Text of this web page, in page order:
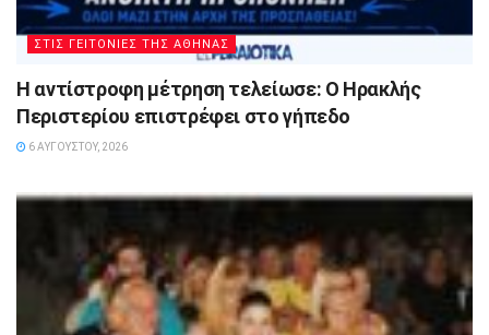
ΣΤΙΣ ΓΕΙΤΟΝΙΕΣ ΤΗΣ ΑΘΗΝΑΣ
Η αντίστροφη μέτρηση τελείωσε: Ο Ηρακλής
Περιστερίου επιστρέφει στο γήπεδο
6 ΑΥΓΟΎΣΤΟΥ, 2026